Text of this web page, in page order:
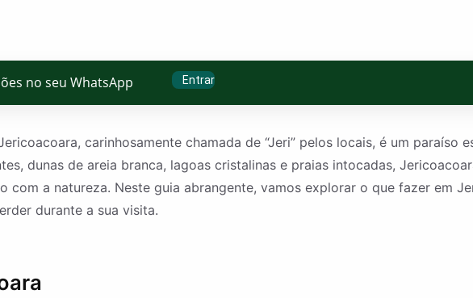
no seu WhatsApp Entrar
carinhosamente chamada de “Jeri” pelos locais, é um paraíso
dunas de areia branca, lagoas cristalinas e praias intocadas,
com a natureza. Neste guia abrangente, vamos explorar o que fazer em
durante a sua visita.